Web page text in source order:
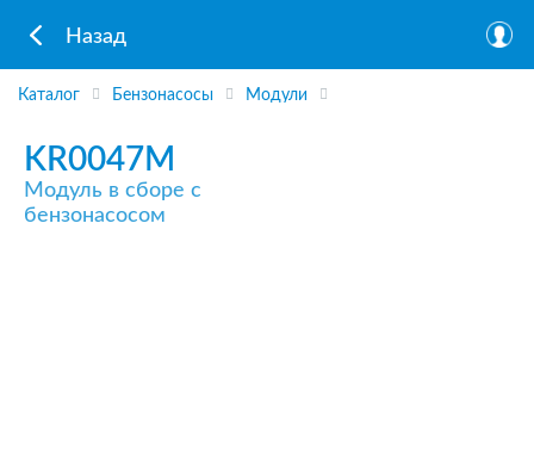
Назад
Каталог Бензонасосы Модули
KR0047M
Модуль в сборе с
бензонасосом